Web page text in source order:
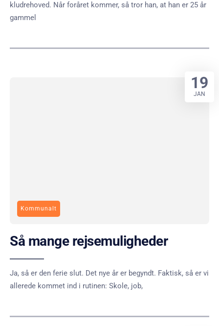
kludrehoved. Når foråret kommer, så tror han, at han er 25 år
gammel
Kommunalt
Så mange rejsemuligheder
Ja, så er den ferie slut. Det nye år er begyndt. Faktisk, så er vi
allerede kommet ind i rutinen: Skole, job,
19
JAN